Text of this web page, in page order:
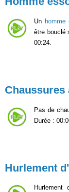
Un homme
être bouclé
00:24.
Chaussures
Pas de
Durée :
Hurlement